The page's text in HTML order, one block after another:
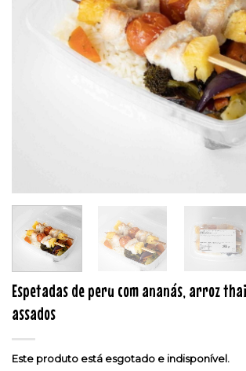
Espetadas de peru com ananás, arroz
assados
Este produto está esgotado e indisponível.